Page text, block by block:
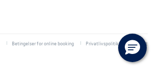
Betingelser for online booking Privatlivspolitik Kontakt